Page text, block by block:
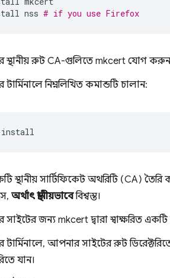
nss # if you use Firefox
রুট CA-গুলিতে mkcert যোগ
নিম্নলিখিত কমান্ডটি চালান:
স্থানীয় সার্টিফিকেট অথরিটি (CA)
অর্থাৎ স্থানীয়ভাবেবিশ্বস্ত।
জন্য mkcert দ্বারা স্বাক্ষরিত
আপনার সাইটের রুট
যান।